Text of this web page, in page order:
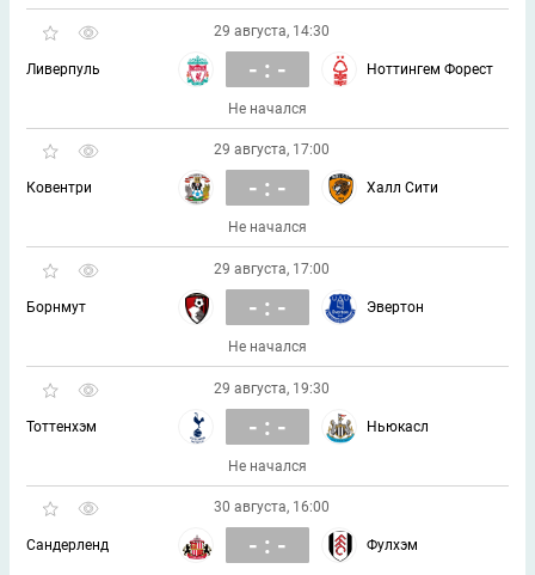
29 августа, 14:30
Ливерпуль - : - Ноттингем Форест
Не начался
29 августа, 17:00
Ковентри - : - Халл Сити
Не начался
29 августа, 17:00
Борнмут - : - Эвертон
Не начался
29 августа, 19:30
Тоттенхэм - : - Ньюкасл
Не начался
30 августа, 16:00
Сандерленд - : - Фулхэм